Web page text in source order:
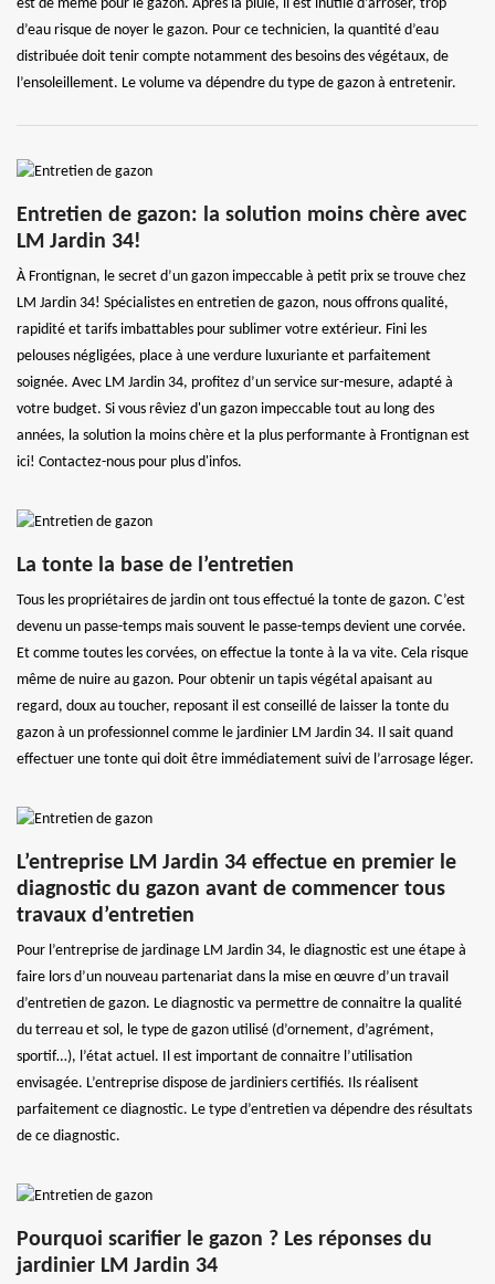
est de même pour le gazon. Après la pluie, il est inutile d’arroser, trop
d’eau risque de noyer le gazon. Pour ce technicien, la quantité d’eau
distribuée doit tenir compte notamment des besoins des végétaux, de
l’ensoleillement. Le volume va dépendre du type de gazon à entretenir.
Entretien de gazon: la solution moins chère avec
LM Jardin 34!
À Frontignan, le secret d’un gazon impeccable à petit prix se trouve chez
LM Jardin 34! Spécialistes en entretien de gazon, nous offrons qualité,
rapidité et tarifs imbattables pour sublimer votre extérieur. Fini les
pelouses négligées, place à une verdure luxuriante et parfaitement
soignée. Avec LM Jardin 34, profitez d’un service sur-mesure, adapté à
votre budget. Si vous rêviez d'un gazon impeccable tout au long des
années, la solution la moins chère et la plus performante à Frontignan est
ici! Contactez-nous pour plus d'infos.
La tonte la base de l’entretien
Tous les propriétaires de jardin ont tous effectué la tonte de gazon. C’est
devenu un passe-temps mais souvent le passe-temps devient une corvée.
Et comme toutes les corvées, on effectue la tonte à la va vite. Cela risque
même de nuire au gazon. Pour obtenir un tapis végétal apaisant au
regard, doux au toucher, reposant il est conseillé de laisser la tonte du
gazon à un professionnel comme le jardinier LM Jardin 34. Il sait quand
effectuer une tonte qui doit être immédiatement suivi de l’arrosage léger.
L’entreprise LM Jardin 34 effectue en premier le
diagnostic du gazon avant de commencer tous
travaux d’entretien
Pour l’entreprise de jardinage LM Jardin 34, le diagnostic est une étape à
faire lors d’un nouveau partenariat dans la mise en œuvre d’un travail
d’entretien de gazon. Le diagnostic va permettre de connaitre la qualité
du terreau et sol, le type de gazon utilisé (d’ornement, d’agrément,
sportif…), l’état actuel. Il est important de connaitre l’utilisation
envisagée. L’entreprise dispose de jardiniers certifiés. Ils réalisent
parfaitement ce diagnostic. Le type d’entretien va dépendre des résultats
de ce diagnostic.
Pourquoi scarifier le gazon ? Les réponses du
jardinier LM Jardin 34